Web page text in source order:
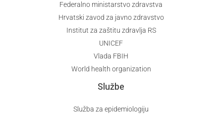
Federalno ministarstvo zdravstva
Hrvatski zavod za javno zdravstvo
Institut za zaštitu zdravlja RS
UNICEF
Vlada FBIH
World health organization
Službe
Služba za epidemiologiju